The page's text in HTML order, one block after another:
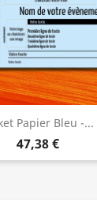
Papier Bleu -...
47,38 €